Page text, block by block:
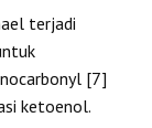
terjadi
[7]
ketoenol.